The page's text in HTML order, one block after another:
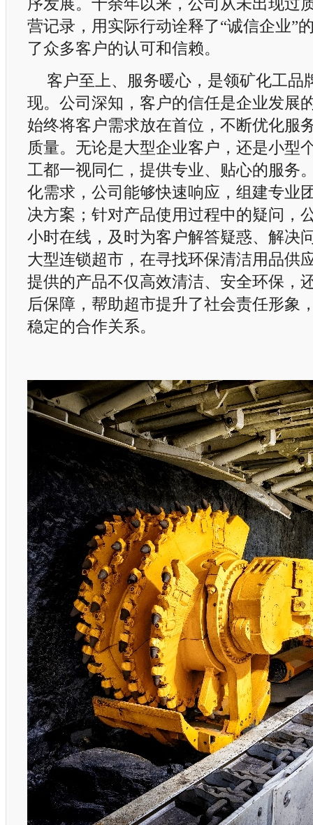
序发展。十余年以来，公司从未出现过
营记录，用实际行动诠释了“诚信企业”
了众多客户的认可和信赖。
客户至上、服务暖心，是领矿化工品
现。公司深知，客户的信任是企业发展
始终将客户需求放在首位，不断优化服
质量。无论是大型企业客户，还是小型
工都一视同仁，提供专业、贴心的服务
化需求，公司能够快速响应，组建专业
决方案；针对产品使用过程中的疑问，
小时在线，及时为客户解答疑惑、解决
大型连锁超市，在寻找环保清洁用品供
提供的产品不仅高效清洁、安全环保，
后保障，帮助超市提升了社会责任形象
稳定的合作关系。